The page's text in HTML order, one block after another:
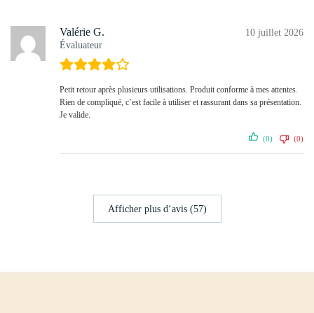
Valérie G.
Évaluateur
10 juillet 2026
Petit retour après plusieurs utilisations. Produit conforme à mes attentes.
Rien de compliqué, c’est facile à utiliser et rassurant dans sa présentation.
Je valide.
(0) (0)
Afficher plus d‘avis (57)